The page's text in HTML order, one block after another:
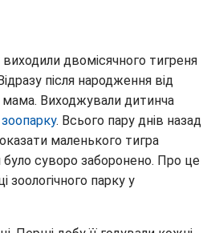
двомісячного тигреня
після народження від
Виходжували дитинча
. Всього пару днів назад
маленького тигра
було суворо заборонено. Про це
зоологічного парку у